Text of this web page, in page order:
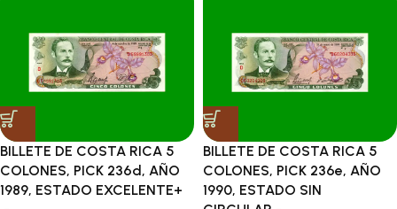
BILLETE DE COSTA RICA 5
COLONES, PICK 236d, AÑO
1989, ESTADO EXCELENTE+
BILLETE DE COSTA RICA 5
COLONES, PICK 236e, AÑO
1990, ESTADO SIN